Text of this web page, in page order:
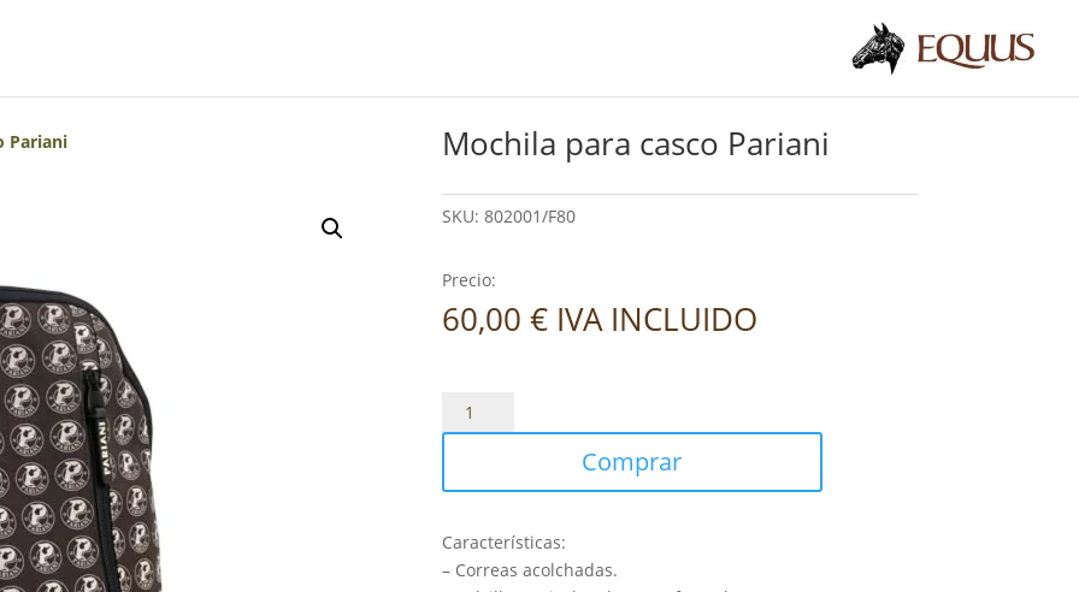
Pariani Mochila para casco Pariani
SKU: 802001/F80
Precio:
60,00 € IVA INCLUIDO
Mochila
para
Pariani
Comprar
Características:
– Correas acolchadas.